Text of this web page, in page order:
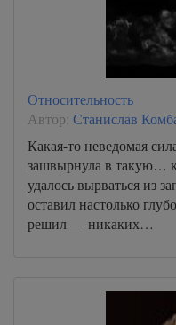
Относительность
Автор: Станислав
Какая-то неведомая
зашвырнула в такую…
удалось вырваться из
оставил настолько
решил — никаких…